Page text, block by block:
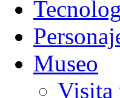
Museo
Visita